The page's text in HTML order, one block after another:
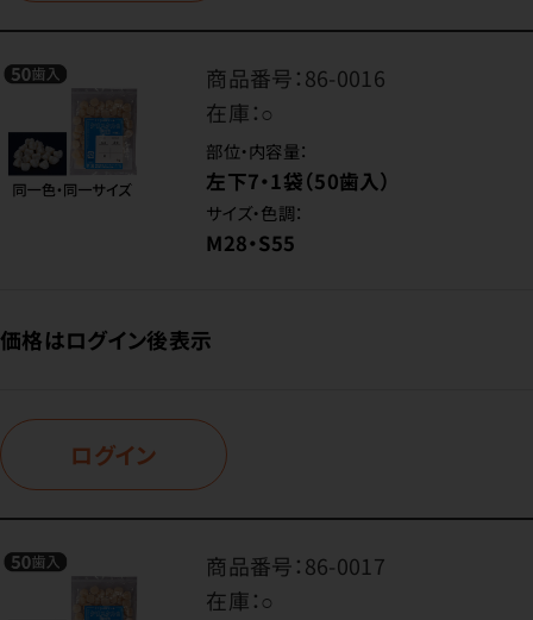
商品番号：86-0016
在庫：○
部位・内容量：
左下7・1袋（50歯入）
サイズ・色調：
M28・S55
価格はログイン後表示
ログイン
商品番号：86-0017
在庫：○